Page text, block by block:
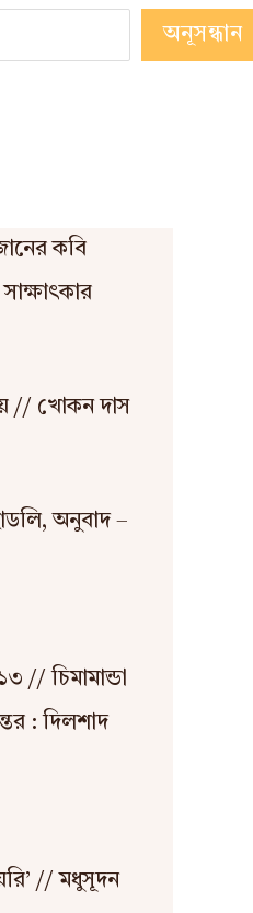
অনূসন্ধান
কবি
// খোকন দাস
অনুবাদ –
// চিমামান্ডা
: দিলশাদ
// মধুসূদন